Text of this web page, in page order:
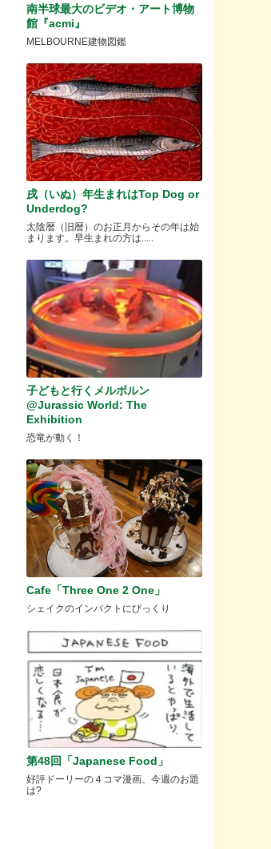
南半球最大のビデオ・アート博物
館『acmi』
MELBOURNE建物図鑑
戌（いぬ）年生まれはTop Dog or
Underdog?
太陰暦（旧暦）のお正月からその年は始
まります。早生まれの方は.....
子どもと行くメルボルン
@Jurassic World: The
Exhibition
恐竜が動く！
Cafe「Three One 2 One」
シェイクのインパクトにびっくり
第48回「Japanese Food」
好評ドーリーの４コマ漫画、今週のお題
は?